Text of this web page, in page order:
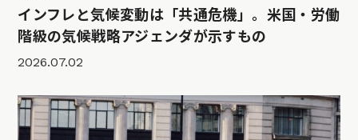
インフレと気候変動は「共通危機」。米国・労働
階級の気候戦略アジェンダが示すもの
2026.07.02